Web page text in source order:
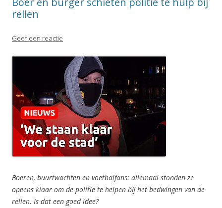
rellen
Geef een reactie
Boeren, buurtwachten en voetbalfans: allemaal stonden ze
opeens klaar om de politie te helpen bĳ het bedwingen van de
rellen. Is dat een goed idee?